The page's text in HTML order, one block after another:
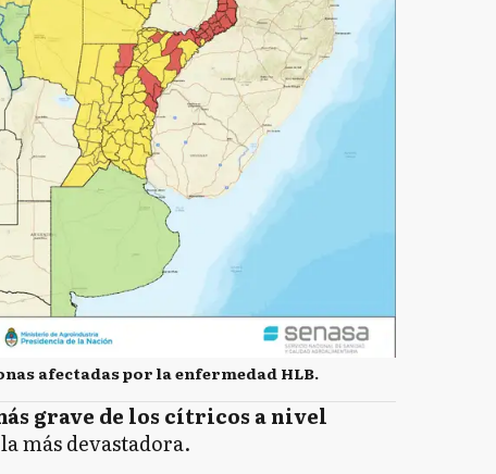
afectadas por la enfermedad HLB.
grave de los cítricos a nivel
más devastadora.